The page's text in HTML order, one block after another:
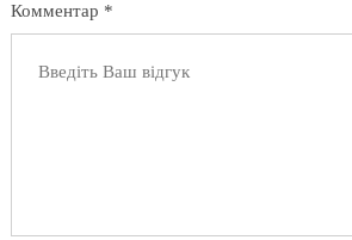
Комментар *